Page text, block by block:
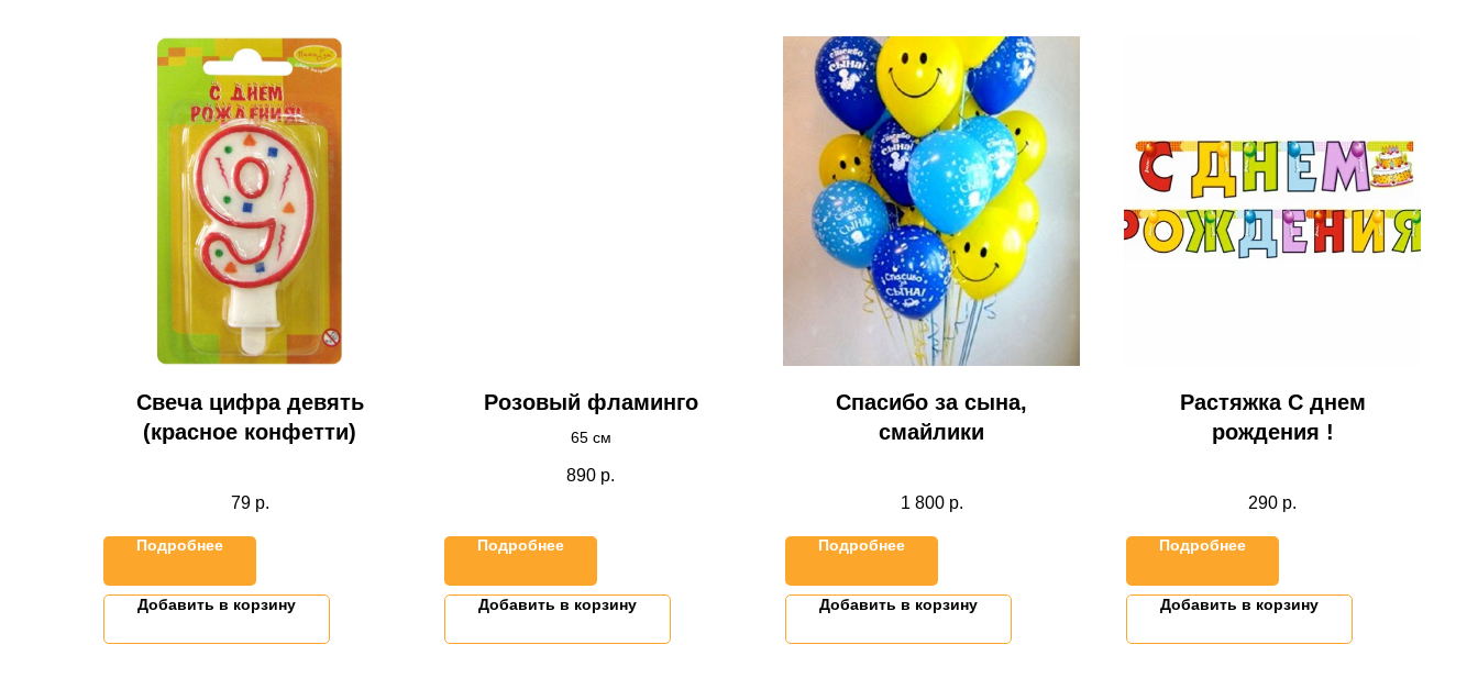
Свеча цифра девять
(красное конфетти)
79 р.
Подробнее
Добавить в корзину
Розовый фламинго
65 см
890 р.
Подробнее
Добавить в корзину
Спасибо за сына,
смайлики
1 800 р.
Подробнее
Добавить в корзину
Растяжка С днем
рождения !
290 р.
Подробнее
Добавить в корзину